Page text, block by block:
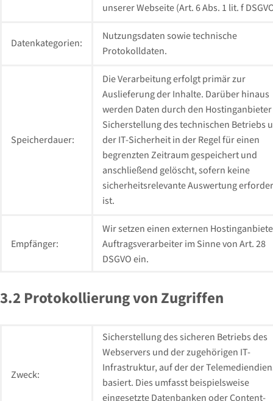
unserer Webseite (Art. 6 Abs. 1 lit. f
Datenkategorien:
Nutzungsdaten sowie technische
Protokolldaten.
Speicherdauer:
Die Verarbeitung erfolgt primär zur
Auslieferung der Inhalte. Darüber hinaus
werden Daten durch den
Sicherstellung des technischen Betriebs
der IT-Sicherheit in der Regel für einen
begrenzten Zeitraum gespeichert und
anschließend gelöscht, sofern keine
sicherheitsrelevante Auswertung
ist.
Empfänger:
Wir setzen einen externen
Auftragsverarbeiter im Sinne von Art. 28
DSGVO ein.
3.2 Protokollierung von Zugriffen
Zweck:
Sicherstellung des sicheren Betriebs des
Webservers und der zugehörigen IT-
Infrastruktur, auf der der
basiert. Dies umfasst beispielsweise
eingesetzte Datenbanken oder Content-